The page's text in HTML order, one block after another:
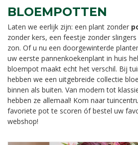
BLOEMPOTTEN
Laten we eerlijk zijn: een plant zonder
zonder kers, een feestje zonder
zon. Of u nu een doorgewinterde
uw eerste pannenkoekenplant in huis
bloempot maakt echt het verschil. Bij
hebben we een uitgebreide collectie
binnen als buiten. Van modern tot
hebben ze allemaal! Kom naar
favoriete pot te scoren óf bestel uw
webshop!